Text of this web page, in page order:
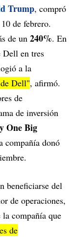
Trump, compró
de febrero.
de un 240%. En
Dell en tres
a la
Dell", afirmó.
de
de inversión
One Big
compañía donó
beneficiarse del
de operaciones,
compañía que
de